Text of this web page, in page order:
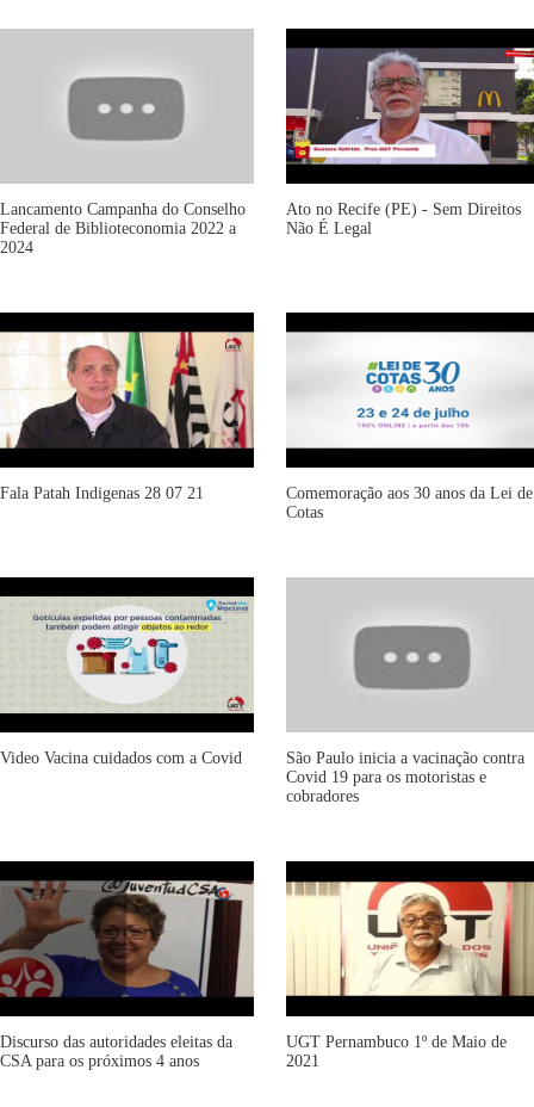
Lancamento Campanha do Conselho
Federal de Biblioteconomia 2022 a
2024
Ato no Recife (PE) - Sem Direitos
Não É Legal
Fala Patah Indigenas 28 07 21
Comemoração aos 30 anos da Lei de
Cotas
Video Vacina cuidados com a Covid
São Paulo inicia a vacinação contra
Covid 19 para os motoristas e
cobradores
Discurso das autoridades eleitas da
CSA para os próximos 4 anos
UGT Pernambuco 1º de Maio de
2021